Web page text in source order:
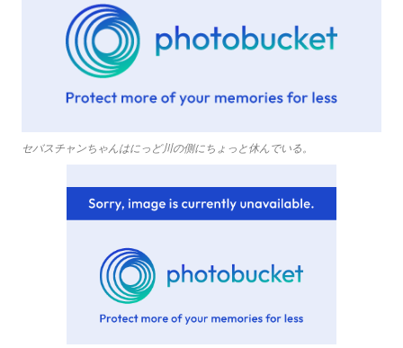
セバスチャンちゃんはにっど川の側にちょっと休んでいる。